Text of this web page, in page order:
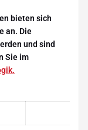
bieten sich
an. Die
und sind
Sie im